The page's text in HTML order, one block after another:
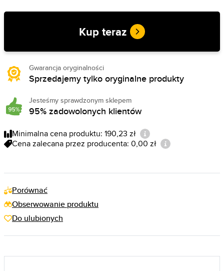
Kup teraz
Gwarancja oryginalności
Sprzedajemy tylko oryginalne produkty
Jesteśmy sprawdzonym sklepem
95% zadowolonych klientów
Minimalna cena produktu: 190,23 zł
Cena zalecana przez producenta: 0,00 zł
Porównać
Obserwowanie produktu
Do ulubionych